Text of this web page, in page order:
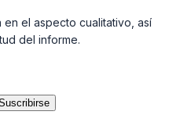
el aspecto cualitativo, así
del informe.